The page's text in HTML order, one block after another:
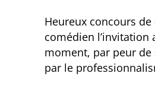
Heureux concours
comédien l’invitation
moment, par peur de
par le